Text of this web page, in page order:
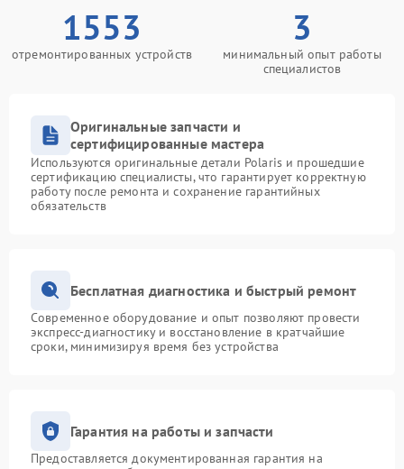
1553
отремонтированных устройств
3
минимальный опыт работы
специалистов
Оригинальные запчасти и
сертифицированные мастера
Используются оригинальные детали Polaris и прошедшие
сертификацию специалисты, что гарантирует корректную
работу после ремонта и сохранение гарантийных
обязательств
Бесплатная диагностика и быстрый ремонт
Современное оборудование и опыт позволяют провести
экспресс-диагностику и восстановление в кратчайшие
сроки, минимизируя время без устройства
Гарантия на работы и запчасти
Предоставляется документированная гарантия на